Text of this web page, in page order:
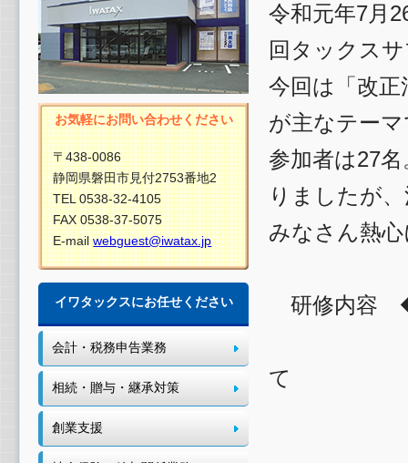
令和元年7月
回タックス
今回は「改正
が主なテー
参加者は27
りましたが
みなさん熱
研修内容 ◆
て
お気軽にお問い合わせください
〒438-0086
静岡県磐田市見付2753番地2
TEL 0538-32-4105
FAX 0538-37-5075
E-mailwebguest@iwatax.jp
イワタックスにお任せください
会計・税務申告業務
相続・贈与・継承対策
創業支援